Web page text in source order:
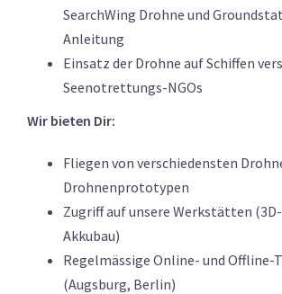
SearchWing Drohne und
Anleitung
Einsatz der Drohne auf Schiffen
Seenotrettungs-NGOs
Wir bieten Dir:
Fliegen von verschiedensten
Drohnenprototypen
Zugriff auf unsere Werkstätten
Akkubau)
Regelmässige Online- und Offline-
(Augsburg, Berlin)